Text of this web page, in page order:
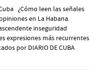
¿Cómo leen las señales
en La Habana.
inseguridad
expresiones más recurrentes
por DIARIO DE CUBA